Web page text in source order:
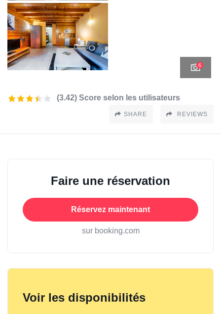
6
(3.42) Score selon les utilisateurs
SHARE REVIEWS
Faire une réservation
Réservez maintenant
sur booking.com
Voir les disponibilités